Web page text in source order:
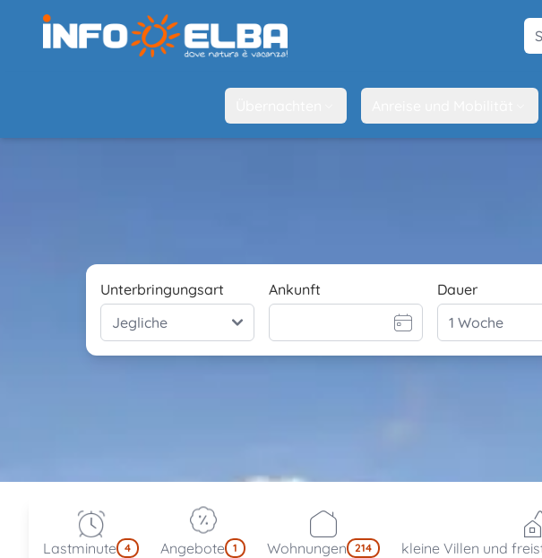
Unterbringungsart Ankunft Dauer
Lastminute 4 Angebote 1 Wohnungen 214 kleine Villen und